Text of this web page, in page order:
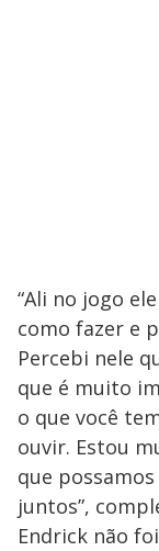
“Ali no jogo
como fazer e
Percebi nele
que é muito
o que você
ouvir. Estou
que
juntos”,
Endrick não